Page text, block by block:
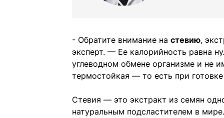
- Обратите внимание на стевию,
эксперт. — Ее калорийность равна
углеводном обмене организме и не
термостойкая — то есть при
Стевия — это экстракт из семян
натуральным подсластителем в